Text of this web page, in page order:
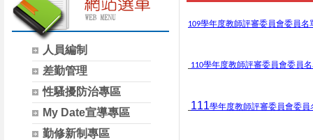
人員編制
差勤管理
性騷擾防治專區
My Date宣導專區
勤修新制專區
109學年度教師評審委員會委員名
110學年度教師評審委員會委員
111學年度教師評審委員會委員